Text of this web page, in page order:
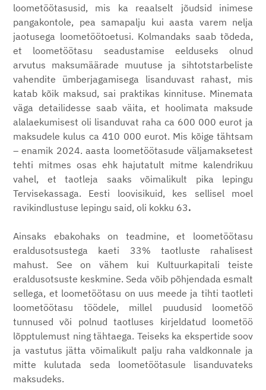
loometöötasusid, mis ka reaalselt jõudsid inimese
pangakontole, pea samapalju kui aasta varem nelja
jaotusega loometöötoetusi. Kolmandaks saab tõdeda,
et loometöötasu seadustamise eelduseks olnud
arvutus maksumäärade muutuse ja sihtotstarbeliste
vahendite ümberjagamisega lisanduvast rahast, mis
katab kõik maksud, sai praktikas kinnituse. Minemata
väga detailidesse saab väita, et hoolimata maksude
alalaekumisest oli lisanduvat raha ca 600 000 eurot ja
maksudele kulus ca 410 000 eurot. Mis kõige tähtsam
– enamik 2024. aasta loometöötasude väljamaksetest
tehti mitmes osas ehk hajutatult mitme kalendrikuu
vahel, et taotleja saaks võimalikult pika lepingu
Tervisekassaga. Eesti loovisikuid, kes sellisel moel
ravikindlustuse lepingu said, oli kokku 63.
Ainsaks ebakohaks on teadmine, et loometöötasu
eraldusotsustega kaeti 33% taotluste rahalisest
mahust. See on vähem kui Kultuurkapitali teiste
eraldusotsuste keskmine. Seda võib põhjendada esmalt
sellega, et loometöötasu on uus meede ja tihti taotleti
loometöötasu töödele, millel puudusid loometöö
tunnused või polnud taotluses kirjeldatud loometöö
lõpptulemust ning tähtaega. Teiseks ka ekspertide soov
ja vastutus jätta võimalikult palju raha valdkonnale ja
mitte kulutada seda loometöötasule lisanduvateks
maksudeks.